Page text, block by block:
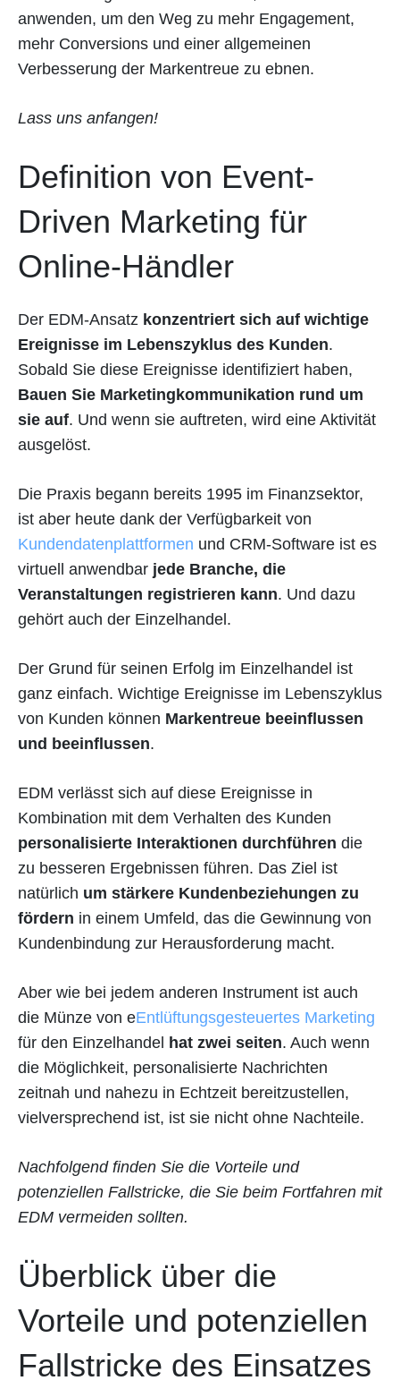
anwenden, um den Weg zu mehr Engagement,
mehr Conversions und einer allgemeinen
Verbesserung der Markentreue zu ebnen.
Lass uns anfangen!
Definition von Event-
Driven Marketing für
Online-Händler
Der EDM-Ansatz konzentriert sich auf wichtige
Ereignisse im Lebenszyklus des Kunden.
Sobald Sie diese Ereignisse identifiziert haben,
Bauen Sie Marketingkommunikation rund um
sie auf. Und wenn sie auftreten, wird eine Aktivität
ausgelöst.
Die Praxis begann bereits 1995 im Finanzsektor,
ist aber heute dank der Verfügbarkeit von
Kundendatenplattformen und CRM-Software ist es
virtuell anwendbar jede Branche, die
Veranstaltungen registrieren kann. Und dazu
gehört auch der Einzelhandel.
Der Grund für seinen Erfolg im Einzelhandel ist
ganz einfach. Wichtige Ereignisse im Lebenszyklus
von Kunden können Markentreue beeinflussen
und beeinflussen.
EDM verlässt sich auf diese Ereignisse in
Kombination mit dem Verhalten des Kunden
personalisierte Interaktionen durchführen die
zu besseren Ergebnissen führen. Das Ziel ist
natürlich um stärkere Kundenbeziehungen zu
fördern in einem Umfeld, das die Gewinnung von
Kundenbindung zur Herausforderung macht.
Aber wie bei jedem anderen Instrument ist auch
die Münze von eEntlüftungsgesteuertes Marketing
für den Einzelhandel hat zwei seiten. Auch wenn
die Möglichkeit, personalisierte Nachrichten
zeitnah und nahezu in Echtzeit bereitzustellen,
vielversprechend ist, ist sie nicht ohne Nachteile.
Nachfolgend finden Sie die Vorteile und
potenziellen Fallstricke, die Sie beim Fortfahren mit
EDM vermeiden sollten.
Überblick über die
Vorteile und potenziellen
Fallstricke des Einsatzes